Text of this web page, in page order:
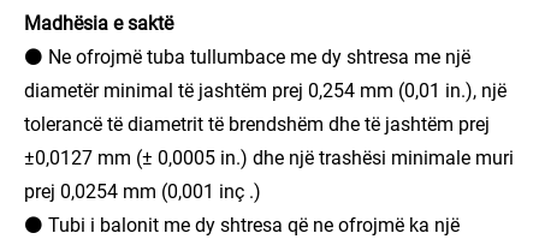
Madhësia e saktë
⚫ Ne ofrojmë tuba tullumbace me dy shtresa me një
diametër minimal të jashtëm prej 0,254 mm (0,01 in.), një
tolerancë të diametrit të brendshëm dhe të jashtëm prej
±0,0127 mm (± 0,0005 in.) dhe një trashësi minimale muri
prej 0,0254 mm (0,001 inç .)
⚫ Tubi i balonit me dy shtresa që ne ofrojmë ka një